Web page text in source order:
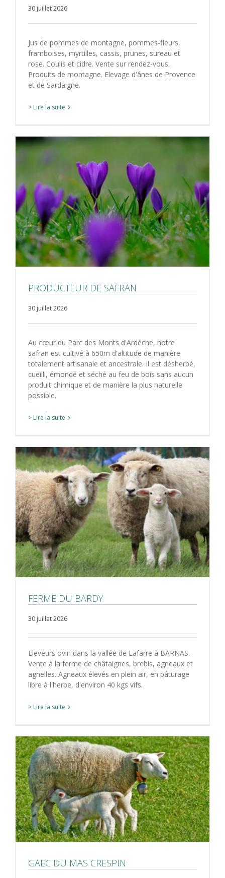
30 juillet 2026
Jus de pommes de montagne, pommes-fleurs,
framboises, myrtilles, cassis, prunes, sureau et
rose. Coulis et cidre. Vente sur rendez-vous.
Produits de montagne. Elevage d'ânes de Provence
et de Sardaigne.
> Lire la suite
PRODUCTEUR DE SAFRAN
30 juillet 2026
Au cœur du Parc des Monts d'Ardèche, notre
safran est cultivé à 650m d'altitude de manière
totalement artisanale et ancestrale. Il est désherbé,
cueilli, émondé et séché au feu de bois sans aucun
produit chimique et de manière la plus naturelle
possible.
> Lire la suite
FERME DU BARDY
30 juillet 2026
Eleveurs ovin dans la vallée de Lafarre à BARNAS.
Vente à la ferme de châtaignes, brebis, agneaux et
agnelles. Agneaux élevés en plein air, en pâturage
libre à l'herbe, d'environ 40 kgs vifs.
> Lire la suite
GAEC DU MAS CRESPIN